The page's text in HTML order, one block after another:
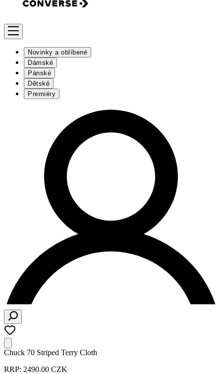
Novinky a oblíbené
Dámské
Pánské
Dětské
Premiéry
Chuck 70 Striped Terry Cloth
RRP: 2490.00 CZK